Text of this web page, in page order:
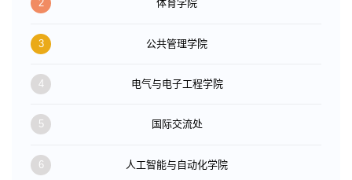
2 体育学院
3 公共管理学院
4 电气与电子工程学院
5 国际交流处
6 人工智能与自动化学院